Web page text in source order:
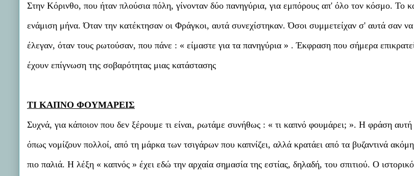
Στην Κόρινθο, που ήταν πλούσια πόλη, γίνονταν δύο πανηγύρια, για εμπόρους απ' όλο τον κόσμο. Το
ενάμιση μήνα. Όταν την κατέκτησαν οι Φράγκοι, αυτά συνεχίστηκαν. Όσοι συμμετείχαν σ' αυτά σαν να
έλεγαν, όταν τους ρωτούσαν, που πάνε : « είμαστε για τα πανηγύρια » . Έκφραση που σήμερα
έχουν επίγνωση της σοβαρότητας μιας κατάστασης
ΤΙ ΚΑΠΝΟ ΦΟΥΜΑΡΕΙΣ
Συχνά, για κάποιον που δεν ξέρουμε τι είναι, ρωτάμε συνήθως : « τι καπνό φουμάρει; ». Η φράση αυτή
όπως νομίζουν πολλοί, από τη μάρκα των τσιγάρων που καπνίζει, αλλά κρατάει από τα βυζαντινά
πιο παλιά. Η λέξη « καπνός » έχει εδώ την αρχαία σημασία της εστίας, δηλαδή, του σπιτιού. Ο